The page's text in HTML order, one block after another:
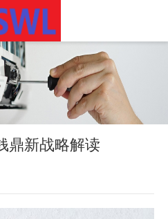
鼎新战略解读